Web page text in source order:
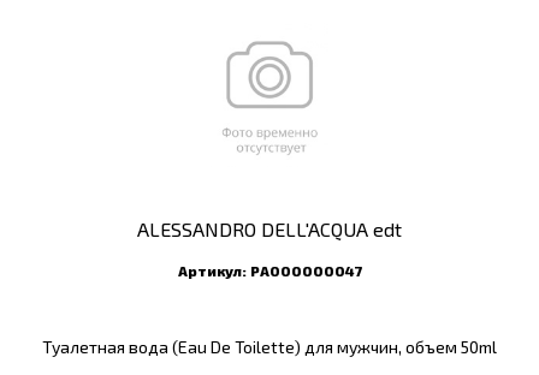
ALESSANDRO DELL'ACQUA edt
Артикул: РА000000047
Туалетная вода (Eau De Toilette) для мужчин, объем 50ml